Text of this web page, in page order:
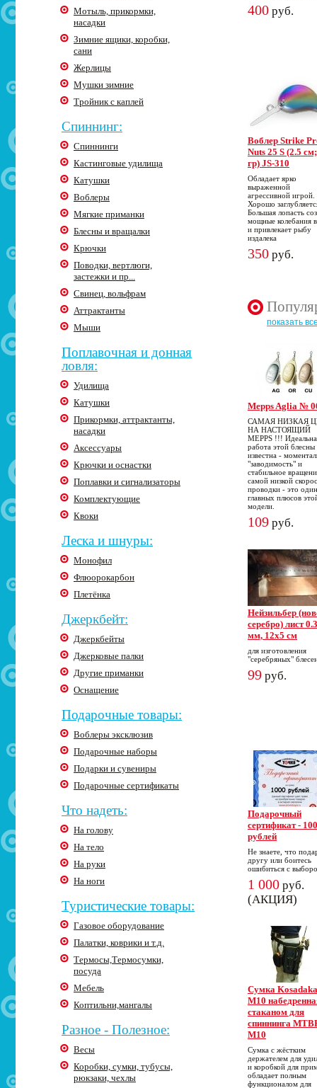
Мотыль, прикормки,
насадки
Зимние ящики, коробки,
сани
Жерлицы
Мушки зимние
Тройник с каплей
Спиннинг:
Спиннинги
Кастинговые удилища
Катушки
Воблеры
Мягкие приманки
Блесны и вращалки
Крючки
Поводки, вертлюги,
застежки и пр...
Свинец, вольфрам
Аттрактанты
Мыши
Поплавочная и донная
ловля:
Удилища
Катушки
Прикормки, аттрактанты,
насадки
Аксессуары
Крючки и оснастки
Поплавки и сигнализаторы
Комплектующие
Квоки
Леска и шнуры:
Монофил
Флюорокарбон
Плетёнка
Джеркбейт:
Джеркбейты
Джерковые палки
Другие приманки
Оснащение
Подарочные товары:
Воблеры эксклюзив
Подарочные наборы
Подарки и сувениры
Подарочные сертификаты
Что надеть:
На голову
На тело
На руки
На ноги
Туристические товары:
Газовое оборудование
Палатки, коврики и т.д.
Термосы,Термосумки,
посуда
Мебель
Коптильни,мангалы
Разное - Полезное:
Весы
Коробки, сумки, тубусы,
рюкзаки, чехлы
400 руб.
Воблер Strike
Nuts 25 S (2.5
гр) JS-310
Обладает ярко
выраженной
агрессивной игрой.
Хорошо
Большая лопасть
мощные колебания
и привлекает рыбу
издалека
350 руб.
показать
Mepps Aglia №
САМАЯ НИЗКАЯ
НА НАСТОЯЩИЙ
MEPPS !!!
работа этой блесны
известна -
"заводимость" и
стабильное
самой низкой
проводки - это
главных плюсов
модели.
109 руб.
Нейзильбер
серебро) лист
мм, 12х5 см
для изготовления
"серебряных"
99 руб.
Подарочный
сертификат -
рублей
Не знаете, что
другу или боитесь
ошибиться с
1 000 руб.
(АКЦИЯ)
Cумка Kosadaka
M10
стаканом для
спиннинга
M10
Сумка с жёстким
держателем для
и коробкой для
обладает полным
функционалом для